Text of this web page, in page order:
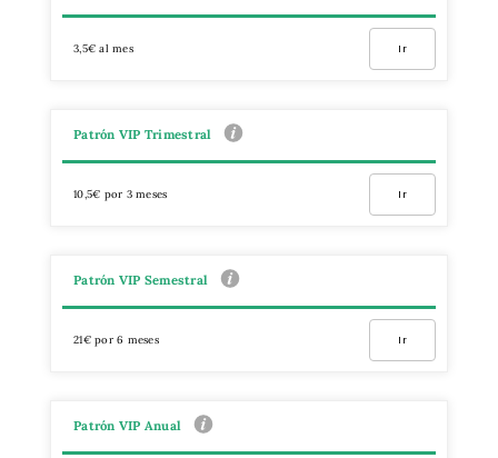
3,5€ al mes Ir
Patrón VIP Trimestral
10,5€ por 3 meses Ir
Patrón VIP Semestral
21€ por 6 meses Ir
Patrón VIP Anual